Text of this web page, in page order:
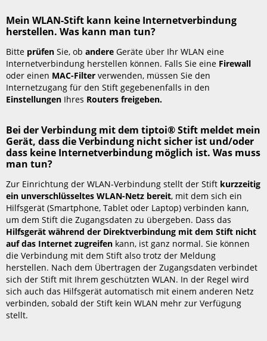
meines
WLAN-
Mein WLAN-Stift kann keine Internetverbindung
herstellen. Was kann man tun?
Bitte prüfenSie, obandereGeräte über Ihr WLAN eine
Internetverbindung herstellen können. Falls Sie eine Firewall
oder einen MAC-Filterverwenden, müssen Sie den
Internetzugang für den Stift gegebenenfalls in den
Einstellungen Ihres Routers freigeben.
Bei der Verbindung mit dem tiptoi® Stift meldet mein
Gerät, dass die Verbindung nicht sicher ist und/oder
dass keine Internetverbindung möglich ist. Was muss
man tun?
Zur Einrichtung der WLAN-Verbindung stellt der Stift kurzzeitig
ein unverschlüsseltes WLAN-Netz bereit, mit dem sich ein
Hilfsgerät (Smartphone, Tablet oder Laptop) verbinden kann,
um dem Stift die Zugangsdaten zu übergeben. Dass das
Hilfsgerät während der Direktverbindung mit dem Stift nicht
auf das Internet zugreifen kann, ist ganz normal. Sie können
die Verbindung mit dem Stift also trotz der Meldung
herstellen. Nach dem Übertragen der Zugangsdaten verbindet
sich der Stift mit Ihrem geschützten WLAN. In der Regel wird
sich auch das Hilfsgerät automatisch mit einem anderen Netz
verbinden, sobald der Stift kein WLAN mehr zur Verfügung
stellt.